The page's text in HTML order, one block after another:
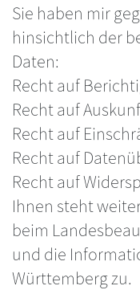
Sie haben mir
hinsichtlich der
Daten:
Recht auf
Recht auf
Recht auf
Recht auf
Recht auf
Ihnen steht
beim
und die
Württemberg zu.